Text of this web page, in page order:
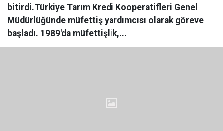
bitirdi.Türkiye Tarım Kredi Kooperatifleri Genel
Müdürlüğünde müfettiş yardımcısı olarak göreve
başladı. 1989'da müfettişlik,...